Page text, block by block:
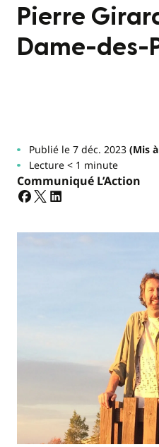
Pierre
Dame-des-
Publié le 7 déc. 2023(Mis à
Lecture < 1 minute
Communiqué L’Action